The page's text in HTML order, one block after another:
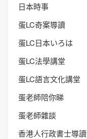
日本時事
蛋LC奇案導讀
蛋LC日本いろは
蛋LC法學講堂
蛋LC語言文化講堂
蛋老師陪你睇
蛋老師雜談
香港人行政書士導讀